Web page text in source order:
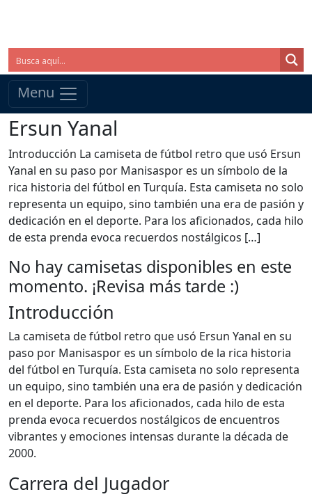
Menu
Ersun Yanal
Introducción La camiseta de fútbol retro que usó Ersun
Yanal en su paso por Manisaspor es un símbolo de la
rica historia del fútbol en Turquía. Esta camiseta no solo
representa un equipo, sino también una era de pasión y
dedicación en el deporte. Para los aficionados, cada hilo
de esta prenda evoca recuerdos nostálgicos […]
No hay camisetas disponibles en este
momento. ¡Revisa más tarde :)
Introducción
La camiseta de fútbol retro que usó Ersun Yanal en su
paso por Manisaspor es un símbolo de la rica historia
del fútbol en Turquía. Esta camiseta no solo representa
un equipo, sino también una era de pasión y dedicación
en el deporte. Para los aficionados, cada hilo de esta
prenda evoca recuerdos nostálgicos de encuentros
vibrantes y emociones intensas durante la década de
2000.
Carrera del Jugador